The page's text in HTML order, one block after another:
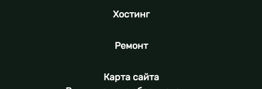
Хостинг
Ремонт
Карта сайта